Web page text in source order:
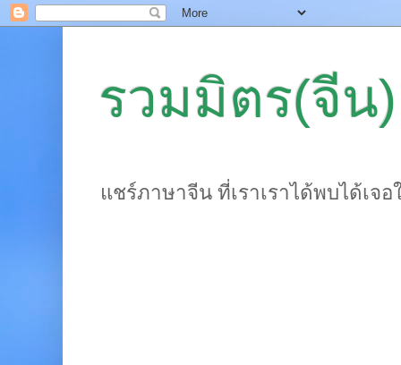
รวมมิตร(จีน)
แชร์ภาษาจีน ที่เราเราได้พบได้เจ